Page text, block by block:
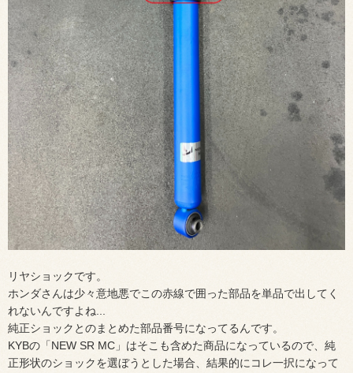
リヤショックです。
ホンダさんは少々意地悪でこの赤線で囲った部品を単品で出してく
れないんですよね...
純正ショックとのまとめた部品番号になってるんです。
KYBの「NEW SR MC」はそこも含めた商品になっているので、純
正形状のショックを選ぼうとした場合、結果的にコレ一択になって